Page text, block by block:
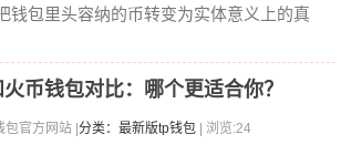
钱包里头容纳的币转变为实体意义上的真
币钱包对比：哪个更适合你？
官方网站 | 分类：最新版tp钱包 | 浏览:24